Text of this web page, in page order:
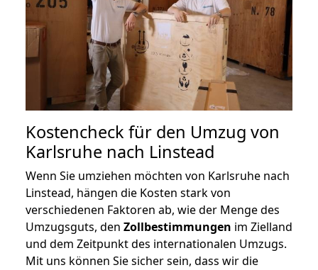
Kostencheck für den Umzug von
Karlsruhe nach Linstead
Wenn Sie umziehen möchten von Karlsruhe nach
Linstead, hängen die Kosten stark von
verschiedenen Faktoren ab, wie der Menge des
Umzugsguts, den Zollbestimmungen im Zielland
und dem Zeitpunkt des internationalen Umzugs.
Mit uns können Sie sicher sein, dass wir die